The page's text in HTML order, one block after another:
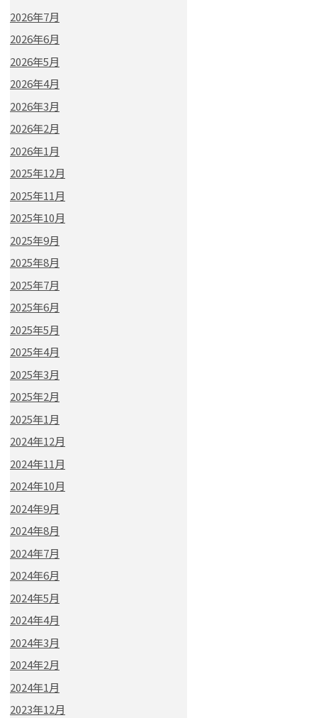
2026年7月
2026年6月
2026年5月
2026年4月
2026年3月
2026年2月
2026年1月
2025年12月
2025年11月
2025年10月
2025年9月
2025年8月
2025年7月
2025年6月
2025年5月
2025年4月
2025年3月
2025年2月
2025年1月
2024年12月
2024年11月
2024年10月
2024年9月
2024年8月
2024年7月
2024年6月
2024年5月
2024年4月
2024年3月
2024年2月
2024年1月
2023年12月